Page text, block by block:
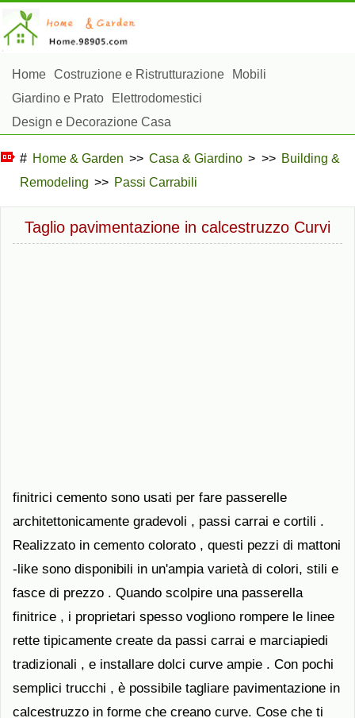
Home Costruzione e Ristrutturazione
Mobili
Giardino e Prato
Elettrodomestici
Design e Decorazione Casa
Paesaggistica e Costruzioni Esterne
# Home & Garden >> Casa & Giardino > >> Building &
Remodeling >> Passi Carrabili
Taglio pavimentazione in calcestruzzo Curvi
finitrici cemento sono usati per fare passerelle
architettonicamente gradevoli , passi carrai e cortili .
Realizzato in cemento colorato , questi pezzi di mattoni
-like sono disponibili in un'ampia varietà di colori, stili e
fasce di prezzo . Quando scolpire una passerella
finitrice , i proprietari spesso vogliono rompere le linee
rette tipicamente create da passi carrai e marciapiedi
tradizionali , e installare dolci curve ampie . Con pochi
semplici trucchi , è possibile tagliare pavimentazione in
calcestruzzo in forme che creano curve. Cose che ti